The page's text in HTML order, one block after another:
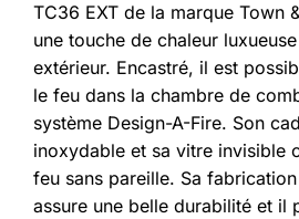
TC36 EXT de la marque Town
une touche de chaleur
extérieur. Encastré, il est
le feu dans la chambre de
système Design-A-Fire. Son
inoxydable et sa vitre invisible
feu sans pareille. Sa
assure une belle durabilité et il